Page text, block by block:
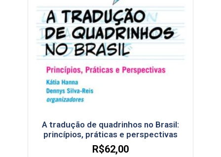
A tradução de quadrinhos no Brasil:
princípios, práticas e perspectivas
R$62,00